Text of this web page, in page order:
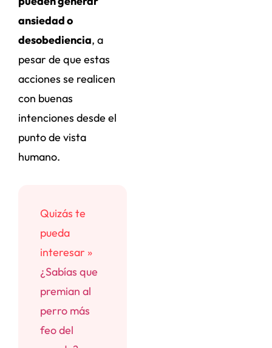
ansiedad o
desobediencia, a
pesar de que estas
acciones se realicen
con buenas
intenciones desde el
punto de vista
humano.
Quizás te
pueda
interesar »
¿Sabías que
premian al
perro más
feo del